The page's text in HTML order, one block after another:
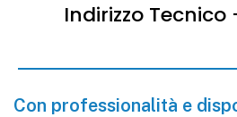
Indirizzo Tecnico
Con professionalità e